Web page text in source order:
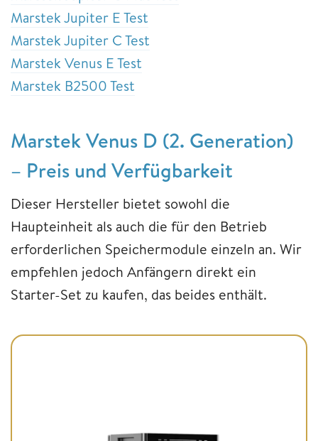
Marstek Jupiter E Test
Marstek Jupiter C Test
Marstek Venus E Test
Marstek B2500 Test
Marstek Venus D (2. Generation)
– Preis und Verfügbarkeit
Dieser Hersteller bietet sowohl die
Haupteinheit als auch die für den Betrieb
erforderlichen Speichermodule einzeln an. Wir
empfehlen jedoch Anfängern direkt ein
Starter-Set zu kaufen, das beides enthält.